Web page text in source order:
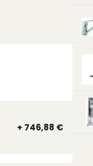
+ 746,88 €